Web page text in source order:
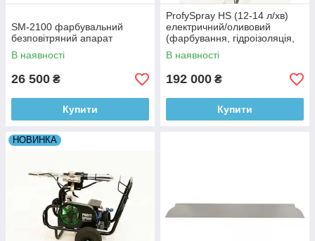
SM-2100 фарбувальний
безповітряний апарат
В наявності
26 500 ₴
Купити
ProfySpray HS (12-14 л/хв)
електричний/оливовий
(фарбування, гідроізоляція,
шпаклівка, вогнетривкий
захист)
В наявності
192 000 ₴
Купити
НОВИНКА